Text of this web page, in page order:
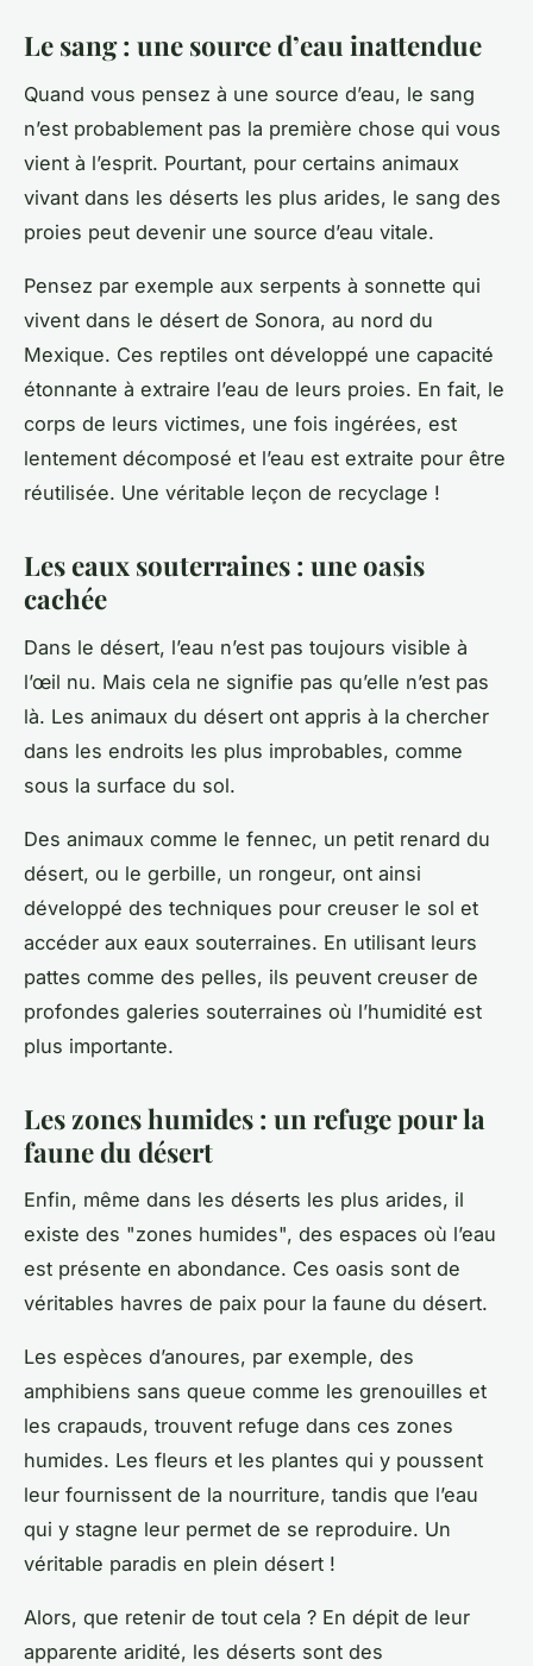
Le sang : une source d’eau inattendue
Quand vous pensez à une source d’eau, le sang
n’est probablement pas la première chose qui vous
vient à l’esprit. Pourtant, pour certains animaux
vivant dans les déserts les plus arides, le sang des
proies peut devenir une source d’eau vitale.
Pensez par exemple aux serpents à sonnette qui
vivent dans le désert de Sonora, au nord du
Mexique. Ces reptiles ont développé une capacité
étonnante à extraire l’eau de leurs proies. En fait, le
corps de leurs victimes, une fois ingérées, est
lentement décomposé et l’eau est extraite pour être
réutilisée. Une véritable leçon de recyclage !
Les eaux souterraines : une oasis
cachée
Dans le désert, l’eau n’est pas toujours visible à
l’œil nu. Mais cela ne signifie pas qu’elle n’est pas
là. Les animaux du désert ont appris à la chercher
dans les endroits les plus improbables, comme
sous la surface du sol.
Des animaux comme le fennec, un petit renard du
désert, ou le gerbille, un rongeur, ont ainsi
développé des techniques pour creuser le sol et
accéder aux eaux souterraines. En utilisant leurs
pattes comme des pelles, ils peuvent creuser de
profondes galeries souterraines où l’humidité est
plus importante.
Les zones humides : un refuge pour la
faune du désert
Enfin, même dans les déserts les plus arides, il
existe des "zones humides", des espaces où l’eau
est présente en abondance. Ces oasis sont de
véritables havres de paix pour la faune du désert.
Les espèces d’anoures, par exemple, des
amphibiens sans queue comme les grenouilles et
les crapauds, trouvent refuge dans ces zones
humides. Les fleurs et les plantes qui y poussent
leur fournissent de la nourriture, tandis que l’eau
qui y stagne leur permet de se reproduire. Un
véritable paradis en plein désert !
Alors, que retenir de tout cela ? En dépit de leur
apparente aridité, les déserts sont des